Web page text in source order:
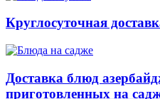
Круглосуточная
Доставка блюд
приготовленных на